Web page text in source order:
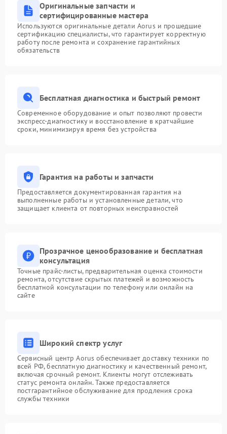
Оригинальные запчасти и
сертифицированные мастера
Используются оригинальные детали Aorus и прошедшие
сертификацию специалисты, что гарантирует корректную
работу после ремонта и сохранение гарантийных
обязательств
Бесплатная диагностика и быстрый ремонт
Современное оборудование и опыт позволяют провести
экспресс-диагностику и восстановление в кратчайшие
сроки, минимизируя время без устройства
Гарантия на работы и запчасти
Предоставляется документированная гарантия на
выполненные работы и установленные детали, что
защищает клиента от повторных неисправностей
Прозрачное ценообразование и бесплатная
консультация
Точные прайс-листы, предварительная оценка стоимости
ремонта, отсутствие скрытых платежей и возможность
бесплатной консультации по телефону или онлайн на
сайте
Широкий спектр услуг
Сервисный центр Aorus обеспечивает доставку техники по
всей РФ, бесплатную диагностику и качественный ремонт,
включая срочный ремонт. Клиенты могут отслеживать
статус ремонта онлайн. Также предоставляется
постгарантийное обслуживание для продления срока
службы техники